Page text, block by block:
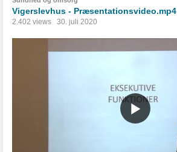
Vigerslevhus - Præsentationsvideo.mp4
2.402 views 30. juli 2020